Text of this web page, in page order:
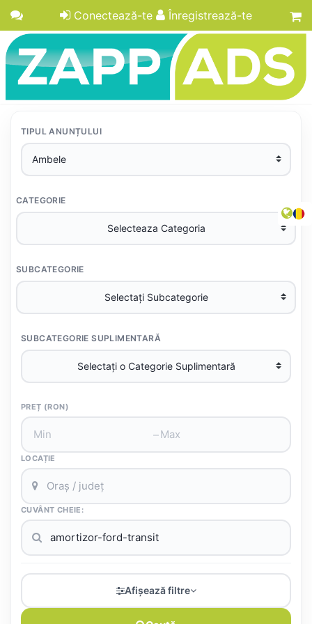
Conectează-te Înregistrează-te
TIPUL ANUNȚULUI
CATEGORIE
SUBCATEGORIE
SUBCATEGORIE SUPLIMENTARĂ
PREȚ (RON)
–
LOCAȚIE
CUVÂNT CHEIE:
Afișează filtre